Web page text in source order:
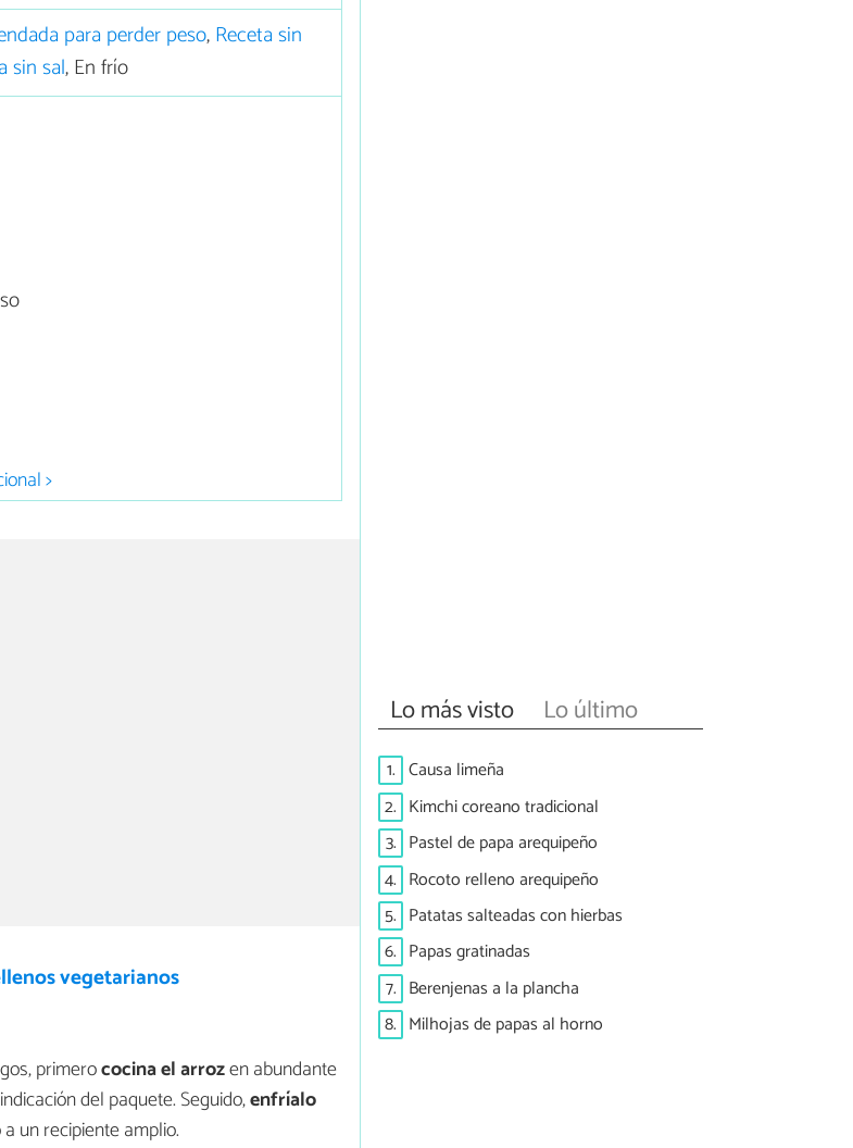
para perder peso,Receta sin
sin sal, En frío
>
vegetarianos
primerococina el arrozen abundante
del paquete. Seguido,enfríalo
un recipiente amplio.
Lo más visto Lo último
1. Causa limeña
2. Kimchi coreano tradicional
3. Pastel de papa arequipeño
4. Rocoto relleno arequipeño
5. Patatas salteadas con hierbas
6. Papas gratinadas
7. Berenjenas a la plancha
8. Milhojas de papas al horno